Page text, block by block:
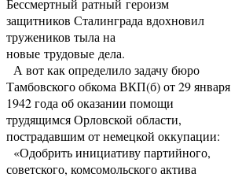
Бессмертный ратный героизм
защитников Сталинграда вдохновил
тружеников тыла на
новые трудовые дела.
А вот как определило задачу бюро
Тамбовского обкома ВКП(б) от 29 января
1942 года об оказании помощи
трудящимся Орловской области,
пострадавшим от немецкой оккупации:
«Одобрить инициативу партийного,
советского, комсомольского актива